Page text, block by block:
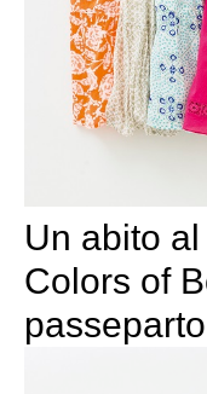
Un abito
Colors of